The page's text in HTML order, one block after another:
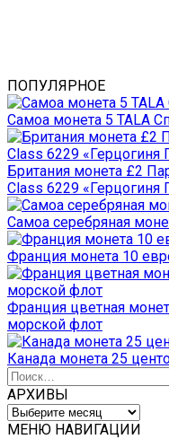
ПОПУЛЯРНОЕ
Самоа монета 5 TALA
Британия монета £2
Class 6229 «Герцогиня
Самоа серебряная
Франция монета 10
Франция цветная
морской флот
Канада монета 25
Найти:
АРХИВЫ
АРХИВЫ
МЕНЮ НАВИГАЦИИ